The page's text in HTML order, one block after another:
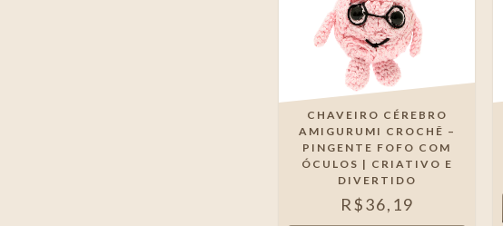
CHAVEIRO CÉREBRO
AMIGURUMI CROCHÊ –
PINGENTE FOFO COM
ÓCULOS | CRIATIVO E
DIVERTIDO
R$36,19